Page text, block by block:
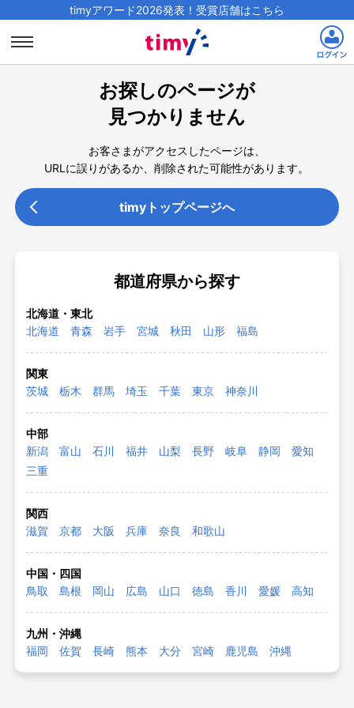
timyアワード2026発表！受賞店舗はこちら
お探しのページが
見つかりません
お客さまがアクセスしたページは、
URLに誤りがあるか、削除された可能性があります。
timyトップページへ
都道府県から探す
北海道・東北
北海道
青森 岩手 宮城 秋田 山形 福島
関東
茨城
栃木 群馬 埼玉 千葉 東京 神奈川
中部
新潟
富山 石川 福井 山梨 長野 岐阜 静岡
愛知
三重
関西
滋賀
京都 大阪 兵庫 奈良 和歌山
中国・四国
鳥取
島根 岡山 広島 山口 徳島 香川 愛媛 高知
九州・沖縄
福岡
佐賀 長崎 熊本 大分 宮崎 鹿児島 沖縄